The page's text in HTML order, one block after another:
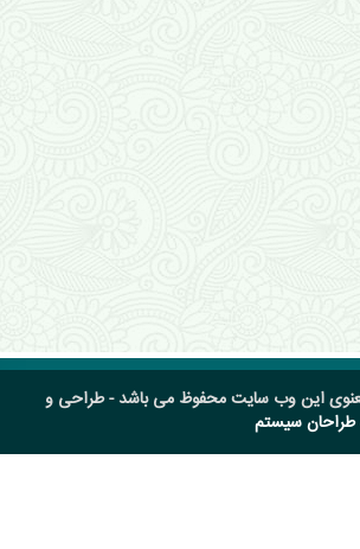
این وب سایت محفوظ می باشد - طراحی و
طراحان سیستم